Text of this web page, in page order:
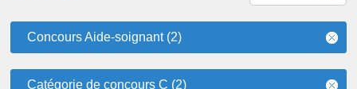
Concours Aide-soignant (2)
Catégorie de concours C (2)